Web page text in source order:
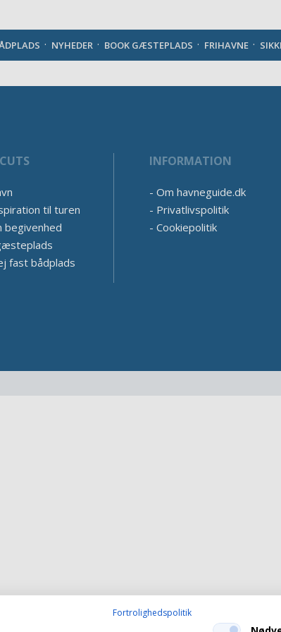
NYHEDER BOOK GÆSTEPLADS FRIHAVNE
til turen
begivenhed
fast bådplads
INFORMATION
Om havneguide.dk
Privatlivspolitik
Cookiepolitik
Fortrolighedspolitik